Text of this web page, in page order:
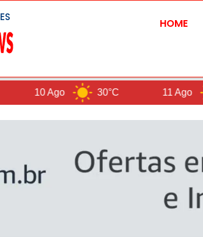
HOME
30°C 11 Ago 28°C
ES